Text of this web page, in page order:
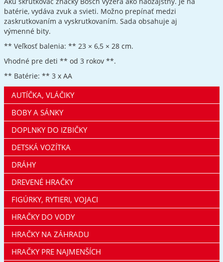
batérie, vydáva zvuk a svieti. Možno prepínať medzi
zaskrutkovaním a vyskrutkovaním. Sada obsahuje aj
výmenné bity.
** Veľkosť balenia: ** 23 × 6,5 × 28 cm.
Vhodné pre deti ** od 3 rokov **.
** Batérie: ** 3 x AA
AUTÍČKA, VLÁČIKY
BOBY A SÁNKY
DOPLNKY DO IZBIČKY
DETSKÁ VOZÍTKA
DRÁHY
DREVENÉ HRAČKY
FIGÚRKY, RYTIERI, VOJACI
HRAČKY DO VODY
HRAČKY NA ZÁHRADU
HRAČKY PRE NAJMENŠÍCH